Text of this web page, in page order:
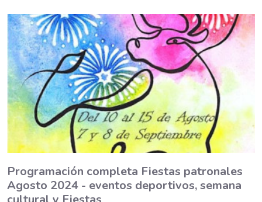
Programación completa Fiestas patronales
Agosto 2024 - eventos deportivos, semana